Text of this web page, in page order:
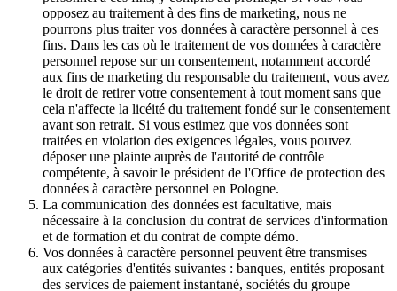
opposez au traitement à des fins de marketing, nous ne
pourrons plus traiter vos données à caractère personnel à ces
fins. Dans les cas où le traitement de vos données à caractère
personnel repose sur un consentement, notamment accordé
aux fins de marketing du responsable du traitement, vous avez
le droit de retirer votre consentement à tout moment sans que
cela n'affecte la licéité du traitement fondé sur le consentement
avant son retrait. Si vous estimez que vos données sont
traitées en violation des exigences légales, vous pouvez
déposer une plainte auprès de l'autorité de contrôle
compétente, à savoir le président de l'Office de protection des
données à caractère personnel en Pologne.
La communication des données est facultative, mais
nécessaire à la conclusion du contrat de services d'information
et de formation et du contrat de compte démo.
Vos données à caractère personnel peuvent être transmises
aux catégories d'entités suivantes : banques, entités proposant
des services de paiement instantané, sociétés du groupe